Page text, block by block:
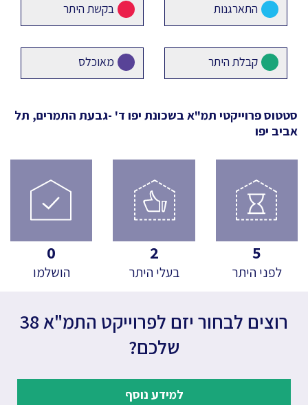
התארגנות בקשת היתר
קבלת היתר מאוכלס
סטטוס פרוייקטי תמ"א בשכונת יפו ד' -גבעת התמרים, תל
אביב יפו
5
לפני היתר
2
בעלי היתר
0
הושלמו
רוצים לבחור יזם לפרוייקט התמ"א 38
שלכם?
למידע נוסף